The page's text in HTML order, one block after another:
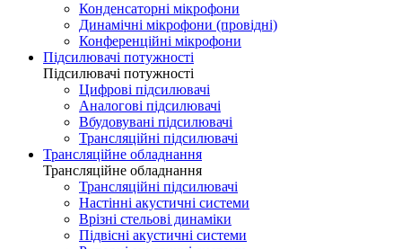
Конденсаторні мікрофони
Динамічні мікрофони (провідні)
Конференційні мікрофони
Підсилювачі потужності
Підсилювачі потужності
Цифрові підсилювачі
Аналогові підсилювачі
Вбудовувані підсилювачі
Трансляційні підсилювачі
Трансляційне обладнання
Трансляційне обладнання
Трансляційні підсилювачі
Настінні акустичні системи
Врізні стельові динаміки
Підвісні акустичні системи